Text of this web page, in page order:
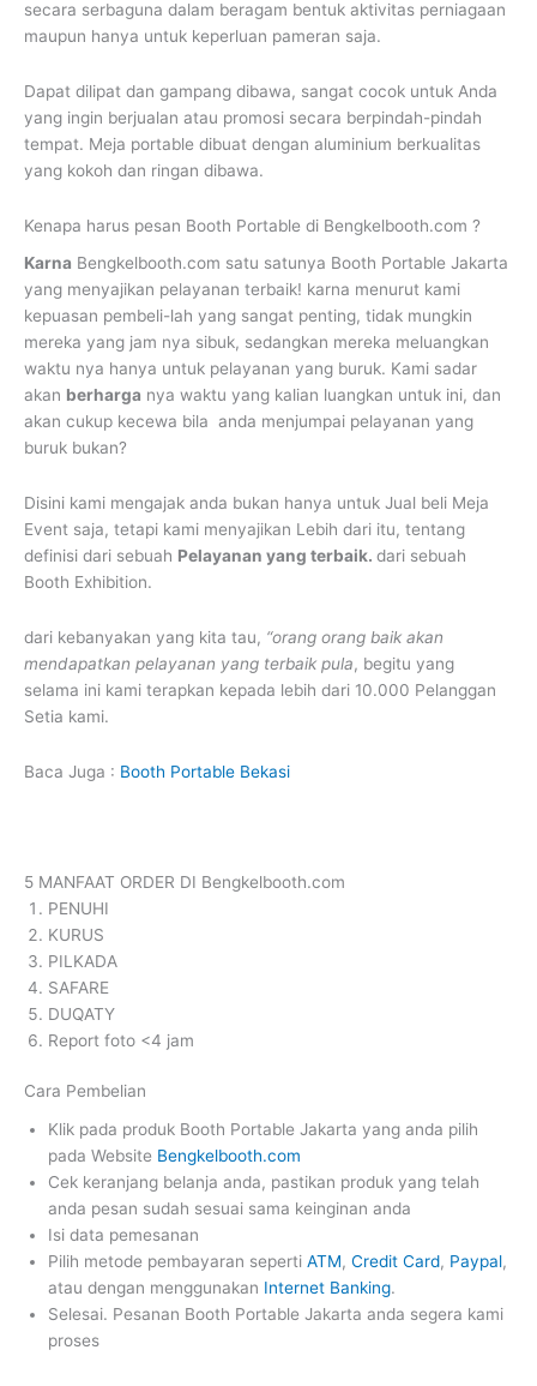
secara serbaguna dalam beragam bentuk aktivitas perniagaan
maupun hanya untuk keperluan pameran saja.
Dapat dilipat dan gampang dibawa, sangat cocok untuk Anda
yang ingin berjualan atau promosi secara berpindah-pindah
tempat. Meja portable dibuat dengan aluminium berkualitas
yang kokoh dan ringan dibawa.
Kenapa harus pesan Booth Portable di Bengkelbooth.com ?
Karna Bengkelbooth.com satu satunya Booth Portable Jakarta
yang menyajikan pelayanan terbaik! karna menurut kami
kepuasan pembeli-lah yang sangat penting, tidak mungkin
mereka yang jam nya sibuk, sedangkan mereka meluangkan
waktu nya hanya untuk pelayanan yang buruk. Kami sadar
akan berharga nya waktu yang kalian luangkan untuk ini, dan
akan cukup kecewa bila anda menjumpai pelayanan yang
buruk bukan?
Disini kami mengajak anda bukan hanya untuk Jual beli Meja
Event saja, tetapi kami menyajikan Lebih dari itu, tentang
definisi dari sebuah Pelayanan yang terbaik. dari sebuah
Booth Exhibition.
dari kebanyakan yang kita tau, “orang orang baik akan
mendapatkan pelayanan yang terbaik pula, begitu yang
selama ini kami terapkan kepada lebih dari 10.000 Pelanggan
Setia kami.
Baca Juga : Booth Portable Bekasi
5 MANFAAT ORDER DI Bengkelbooth.com
PENUHI
KURUS
PILKADA
SAFARE
DUQATY
Report foto <4 jam
Cara Pembelian
Klik pada produk Booth Portable Jakarta yang anda pilih
pada Website Bengkelbooth.com
Cek keranjang belanja anda, pastikan produk yang telah
anda pesan sudah sesuai sama keinginan anda
Isi data pemesanan
Pilih metode pembayaran seperti ATM, Credit Card, Paypal,
atau dengan menggunakan Internet Banking.
Selesai. Pesanan Booth Portable Jakarta anda segera kami
proses